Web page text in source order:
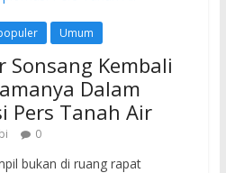
Umum
Sonsang Kembali
Dalam
Pers Tanah Air
0
bukan di ruang rapat